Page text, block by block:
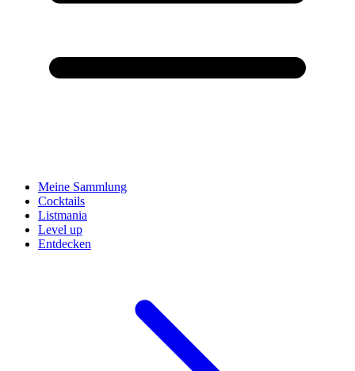
Meine Sammlung
Cocktails
Listmania
Level up
Entdecken